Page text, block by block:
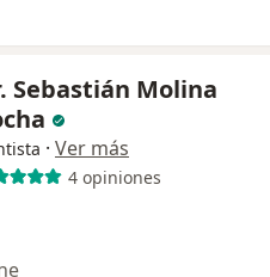
Sebastián Molina
· Ver más
4 opiniones